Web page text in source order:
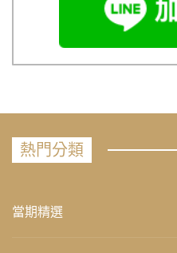
熱門分類
當期精選